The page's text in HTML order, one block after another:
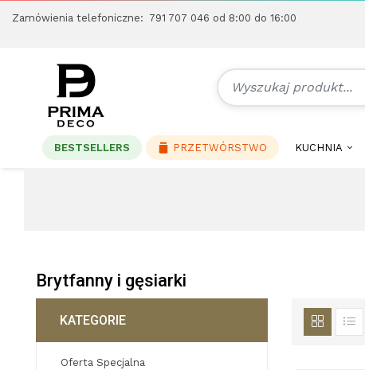
Zamówienia telefoniczne: 791 707 046 od 8:00 do 16:00
BESTSELLERS PRZETWÓRSTWO KUCHNIA
Brytfanny i gęsiarki
KATEGORIE
Oferta Specjalna